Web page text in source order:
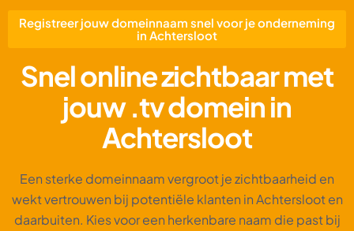
Registreer jouw domeinnaam snel voor je onderneming
in Achtersloot
Snel online zichtbaar met
jouw .tv domein in
Achtersloot
Een sterke domeinnaam vergroot je zichtbaarheid en
wekt vertrouwen bij potentiële klanten in Achtersloot en
daarbuiten. Kies voor een herkenbare naam die past bij